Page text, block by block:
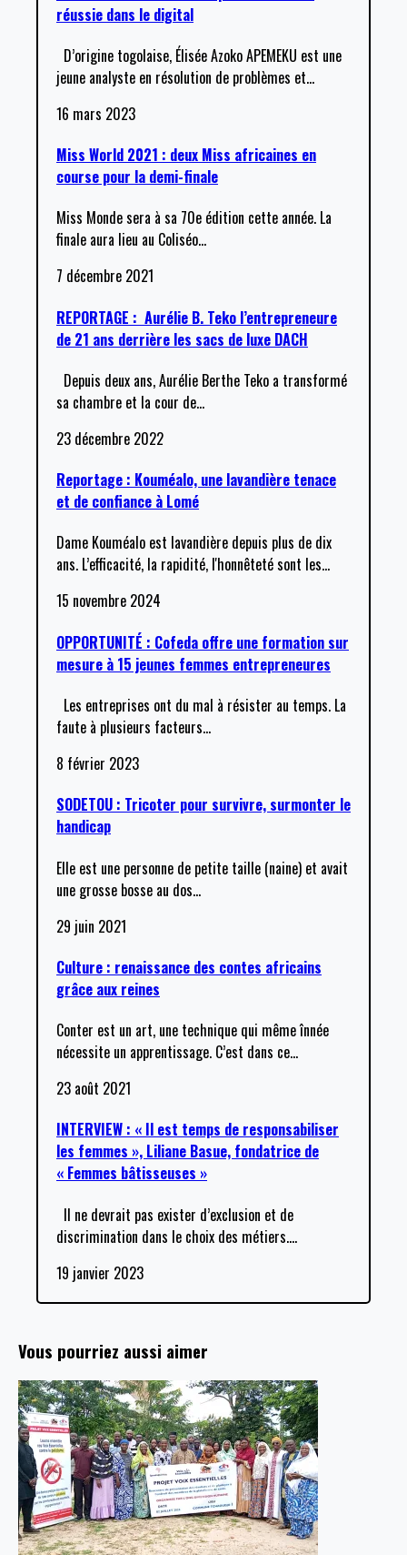
réussie dans le digital
D’origine togolaise, Élisée Azoko APEMEKU est une
jeune analyste en résolution de problèmes et…
16 mars 2023
Miss World 2021 : deux Miss africaines en
course pour la demi-finale
Miss Monde sera à sa 70e édition cette année. La
finale aura lieu au Coliséo…
7 décembre 2021
REPORTAGE : Aurélie B. Teko l’entrepreneure
de 21 ans derrière les sacs de luxe DACH
Depuis deux ans, Aurélie Berthe Teko a transformé
sa chambre et la cour de…
23 décembre 2022
Reportage : Kouméalo, une lavandière tenace
et de confiance à Lomé
Dame Kouméalo est lavandière depuis plus de dix
ans. L’efficacité, la rapidité, l'honnêteté sont les…
15 novembre 2024
OPPORTUNITÉ : Cofeda offre une formation sur
mesure à 15 jeunes femmes entrepreneures
Les entreprises ont du mal à résister au temps. La
faute à plusieurs facteurs…
8 février 2023
SODETOU : Tricoter pour survivre, surmonter le
handicap
Elle est une personne de petite taille (naine) et avait
une grosse bosse au dos…
29 juin 2021
Culture : renaissance des contes africains
grâce aux reines
Conter est un art, une technique qui même înnée
nécessite un apprentissage. C’est dans ce…
23 août 2021
INTERVIEW : « Il est temps de responsabiliser
les femmes », Liliane Basue, fondatrice de
« Femmes bâtisseuses »
Il ne devrait pas exister d’exclusion et de
discrimination dans le choix des métiers.…
19 janvier 2023
Vous pourriez aussi aimer